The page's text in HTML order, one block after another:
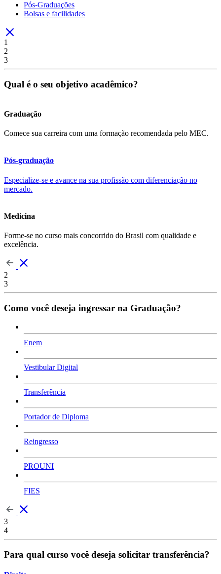
Pós-Graduações
Bolsas e facilidades
1
2
3
Qual é o seu objetivo acadêmico?
Graduação
Comece sua carreira com uma formação recomendada pelo MEC.
Pós-graduação
Especialize-se e avance na sua profissão com diferenciação no
mercado.
Medicina
Forme-se no curso mais concorrido do Brasil com qualidade e
excelência.
2
3
Como você deseja ingressar na Graduação?
Enem
Vestibular Digital
Transferência
Portador de Diploma
Reingresso
PROUNI
FIES
3
4
Para qual curso você deseja solicitar transferência?